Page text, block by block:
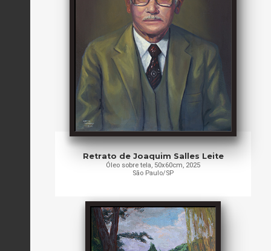
Retrato de Joaquim Salles Leite
Óleo sobre tela, 50x60cm, 2025
São Paulo/SP